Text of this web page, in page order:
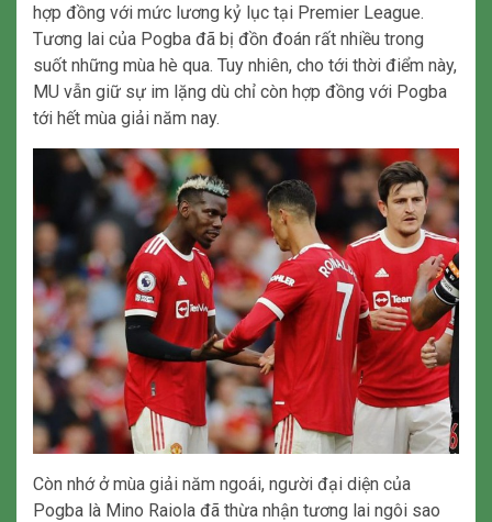
hợp đồng với mức lương kỷ lục tại Premier League.
Tương lai của Pogba đã bị đồn đoán rất nhiều trong
suốt những mùa hè qua. Tuy nhiên, cho tới thời điểm này,
MU vẫn giữ sự im lặng dù chỉ còn hợp đồng với Pogba
tới hết mùa giải năm nay.
Còn nhớ ở mùa giải năm ngoái, người đại diện của
Pogba là Mino Raiola đã thừa nhận tương lai ngôi sao